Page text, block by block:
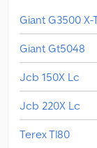
Giant G3500 X-
Giant Gt5048
Jcb 150X Lc
Jcb 220X Lc
Terex Tl80